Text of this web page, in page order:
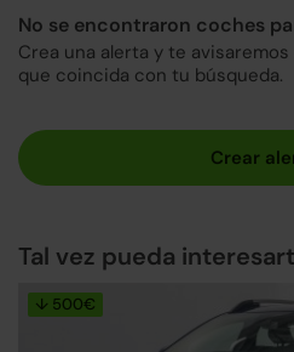
No se encontraron coches
Crea una alerta y te
que coincida con tu búsqueda.
Tal vez pueda
↓ 500€